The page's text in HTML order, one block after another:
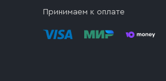
Принимаем к оплате